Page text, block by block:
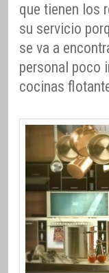
que tienen los
su servicio
se va a
personal poco
cocinas